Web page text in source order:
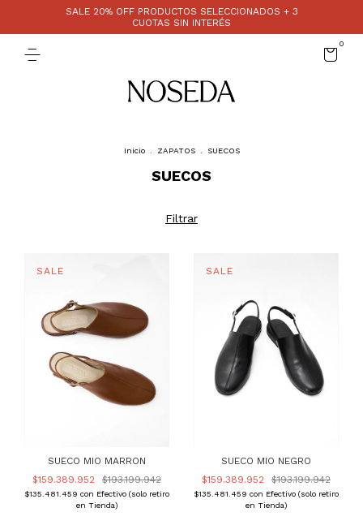
SALE 20% OFF PRODUCTOS SELECCIONADOS + 3
CUOTAS SIN INTERÉS
0
Inicio ZAPATOS SUECOS
SUECOS
Filtrar
SUECO MIO MARRON
$159.389.952
$193.199.942
$135.481.459 con Efectivo (solo retiro
en Tienda)
SUECO MIO NEGRO
$159.389.952
$193.199.942
$135.481.459 con Efectivo (solo retiro
en Tienda)